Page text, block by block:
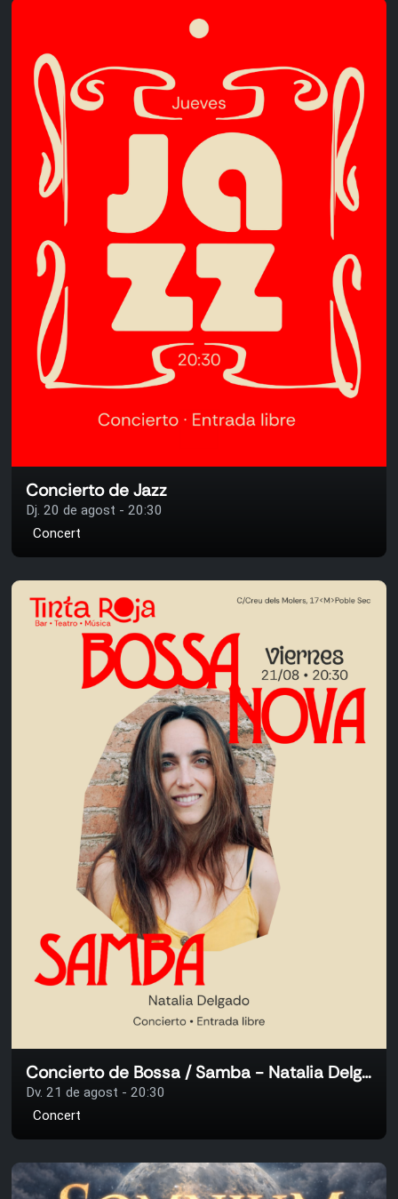
Concierto de Jazz
Dj. 20 de agost - 20:30
Concert
Concierto de Bossa / Samba - Natalia Delgado
Dv. 21 de agost - 20:30
Concert